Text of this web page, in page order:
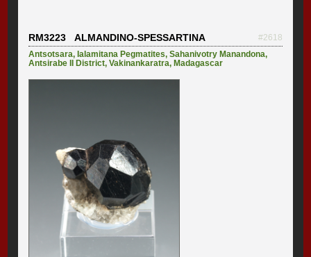
RM3223 ALMANDINO-SPESSARTINA
#2618
Antsotsara,Ialamitana Pegmatites,Sahanivotry Manandona,
Antsirabe II District,Vakinankaratra,Madagascar